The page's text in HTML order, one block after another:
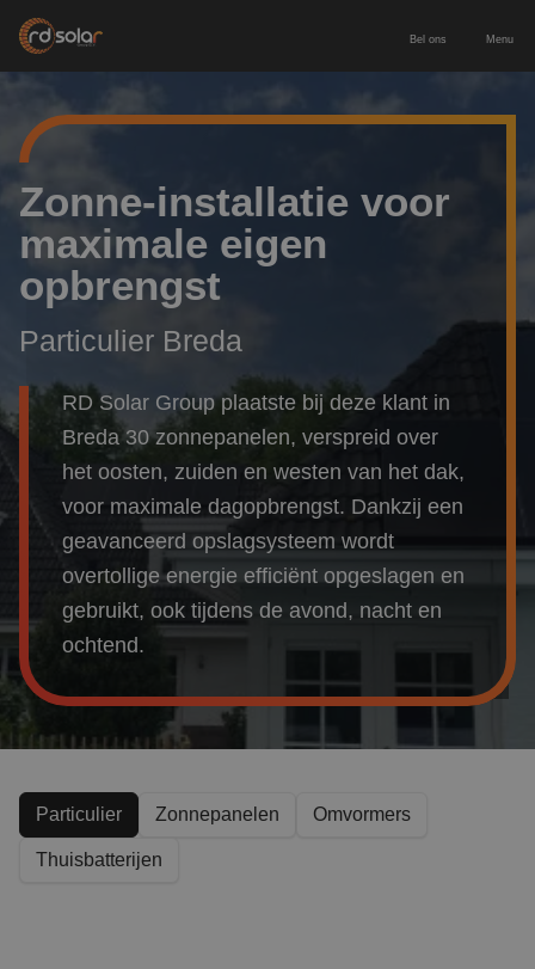
Bel ons Menu
Thuisbatterij
Europees geproduceerde batterij
Zonnepanelen zakelijk
Zonnepanelen particulier
Diensten
Leveren & installeren
Zakelijk & MKB
Nieuwbouw
Particulier
Contact
Adviesgesprek aanvragen
Over ons
Referenties
Projecten
Actueel
Zonne-installatie voor
maximale eigen
opbrengst
Particulier Breda
RD Solar Group plaatste bij deze klant in
Breda 30 zonnepanelen, verspreid over
het oosten, zuiden en westen van het dak,
voor maximale dagopbrengst. Dankzij een
geavanceerd opslagsysteem wordt
overtollige energie efficiënt opgeslagen en
gebruikt, ook tijdens de avond, nacht en
ochtend.
Particulier Zonnepanelen Omvormers
Thuisbatterijen